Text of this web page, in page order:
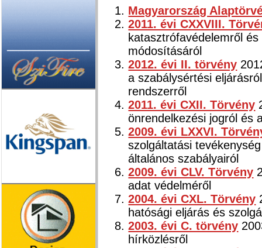
Magyarország
2011. évi CXXVIII.
katasztrófavédelemről
módosításáról
2012. évi II. törvény
a szabálysértési
rendszerről
2011. évi CXII. Törvény
önrendelkezési jogról és
2009. évi LXXVI.
szolgáltatási
általános szabályairól
2009. évi CLV. Törvény
adat védelméről
2004. évi CXL. Törvény
hatósági eljárás és
2003. évi C. törvény
hírközlésről